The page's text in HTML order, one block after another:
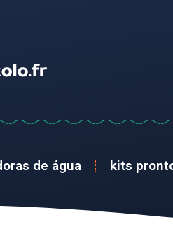
de água kits